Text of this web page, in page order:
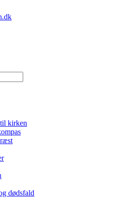
kirken
dødsfald